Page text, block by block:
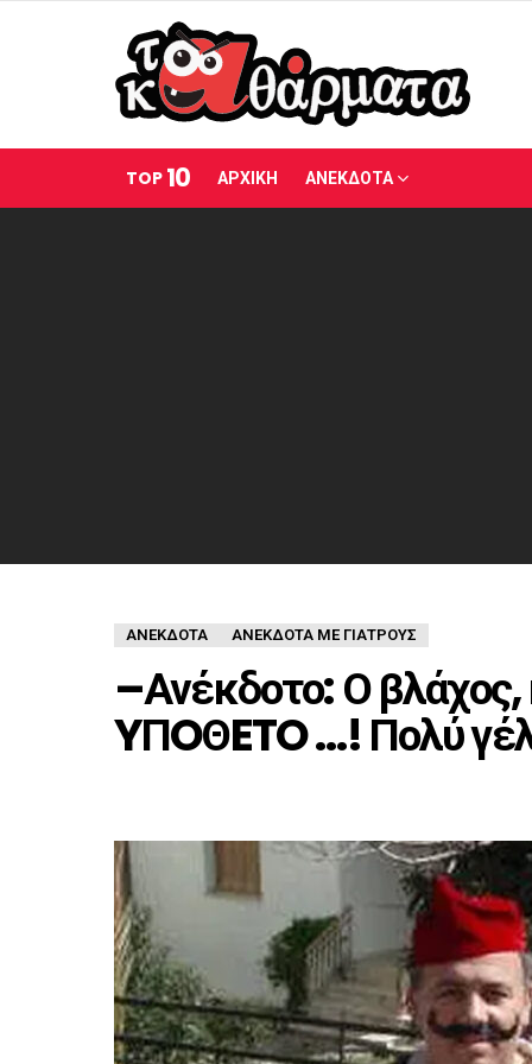
TOP 10 ΑΡΧΙΚΗ ΑΝΕΚΔΟΤΑ
ΑΝΈΚΔΟΤΑ ΑΝΈΚΔΟΤΑ ΜΕ ΓΙΑΤΡΟΎΣ
–Ανέκδοτο: Ο βλάχος,
YΠOΘETO …! Πολύ